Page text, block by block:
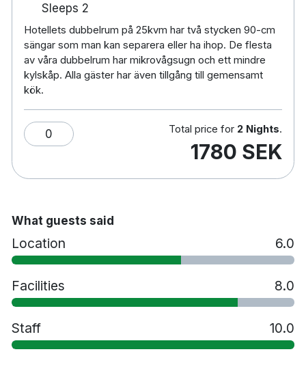
8.5 km till Stockholm Centralstation
35 minuters bilresa till Arlanda Flygplats
Sleeps 2
Hotellets dubbelrum på 25kvm har två stycken 90-cm
sängar som man kan separera eller ha ihop. De flesta
av våra dubbelrum har mikrovågsugn och ett mindre
kylskåp. Alla gäster har även tillgång till gemensamt
kök.
0 Total price for 2 Nights.
1780 SEK
What guests said
Location 6.0
Facilities 8.0
Staff 10.0